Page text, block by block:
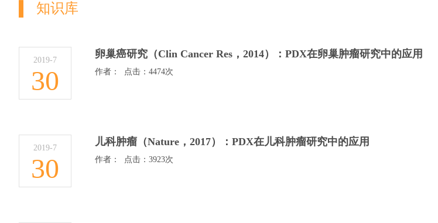
知识库
2019-7
30
卵巢癌研究（Clin Cancer Res，2014）：PDX在卵巢肿瘤研究中的应用
作者： 点击：4474次
2019-7
30
儿科肿瘤（Nature，2017）：PDX在儿科肿瘤研究中的应用
作者： 点击：3923次